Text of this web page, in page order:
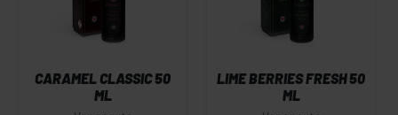
CARAMEL CLASSIC 50
ML
LIME BERRIES FRESH 50
ML